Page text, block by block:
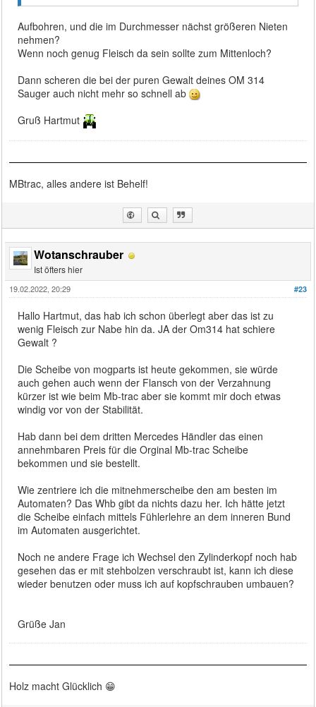
Aufbohren, und die im Durchmesser nächst größeren Nieten
nehmen?
Wenn noch genug Fleisch da sein sollte zum Mittenloch?
Dann scheren die bei der puren Gewalt deines OM 314
Sauger auch nicht mehr so schnell ab
Gruß Hartmut
MBtrac, alles andere ist Behelf!
Wotanschrauber
Ist öfters hier
#23
19.02.2022, 20:29
Hallo Hartmut, das hab ich schon überlegt aber das ist zu
wenig Fleisch zur Nabe hin da. JA der Om314 hat schiere
Gewalt ?
Die Scheibe von mogparts ist heute gekommen, sie würde
auch gehen auch wenn der Flansch von der Verzahnung
kürzer ist wie beim Mb-trac aber sie kommt mir doch etwas
windig vor von der Stabilität.
Hab dann bei dem dritten Mercedes Händler das einen
annehmbaren Preis für die Orginal Mb-trac Scheibe
bekommen und sie bestellt.
Wie zentriere ich die mitnehmerscheibe den am besten im
Automaten? Das Whb gibt da nichts dazu her. Ich hätte jetzt
die Scheibe einfach mittels Fühlerlehre an dem inneren Bund
im Automaten ausgerichtet.
Noch ne andere Frage ich Wechsel den Zylinderkopf noch hab
gesehen das er mit stehbolzen verschraubt ist, kann ich diese
wieder benutzen oder muss ich auf kopfschrauben umbauen?
Grüße Jan
Holz macht Glücklich 😁